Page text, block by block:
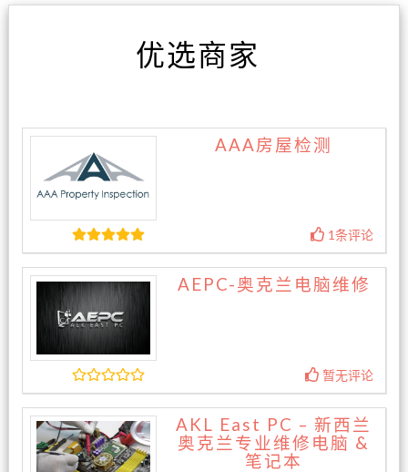
优选商家
AAA房屋检测
1条评论
AEPC-奥克兰电脑维修
暂无评论
AKL East PC – 新西兰
奥克兰专业维修电脑 &
笔记本